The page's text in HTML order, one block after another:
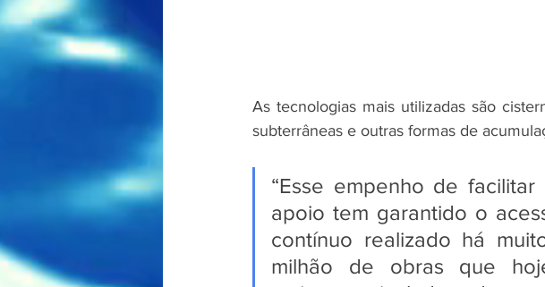
As tecnologias mais utilizadas são
subterrâneas e outras formas de
“Esse empenho de
apoio tem garantido o
contínuo realizado há
milhão de obras que